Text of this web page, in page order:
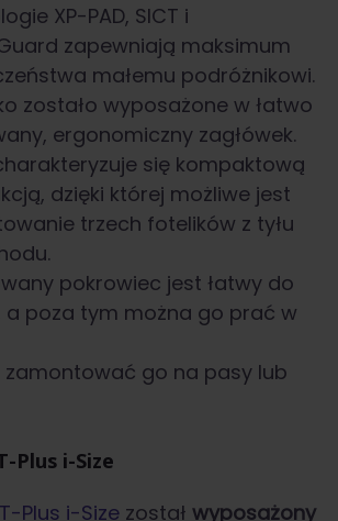
XP-PAD, SICT i
zapewniają maksimum
małemu podróżnikowi.
zostało wyposażone w łatwo
ergonomiczny zagłówek.
się kompaktową
dzięki której możliwe jest
trzech fotelików z tyłu
pokrowiec jest łatwy do
a poza tym można go prać w
zamontować go na pasy lub
Plus i-Size
Plus i-Size został wyposażony